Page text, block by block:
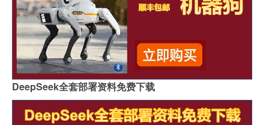
DeepSeek全套部署资料免费下载